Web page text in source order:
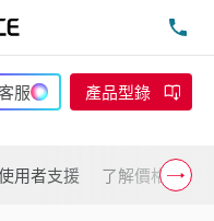
服 產品型錄
用者支援 了解價格